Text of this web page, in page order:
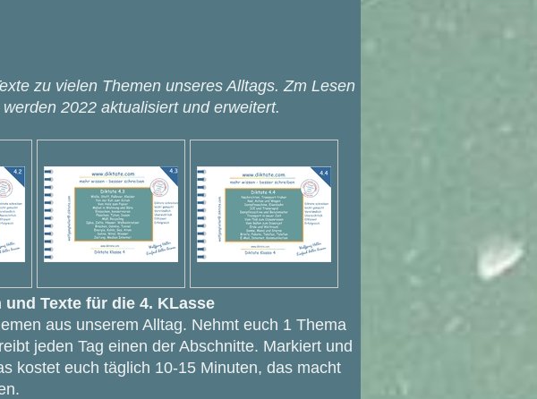
zu vielen Themen unseres Alltags. Zm Lesen
2022 aktualisiert und erweitert.
Texte für die 4. KLasse
aus unserem Alltag. Nehmt euch 1 Thema
jeden Tag einen der Abschnitte. Markiert und
kostet euch täglich 10-15 Minuten, das macht